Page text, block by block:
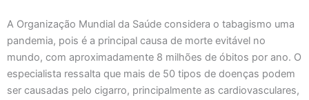
A Organização Mundial da Saúde considera o tabagismo uma
pandemia, pois é a principal causa de morte evitável no
mundo, com aproximadamente 8 milhões de óbitos por ano. O
especialista ressalta que mais de 50 tipos de doenças podem
ser causadas pelo cigarro, principalmente as cardiovasculares,